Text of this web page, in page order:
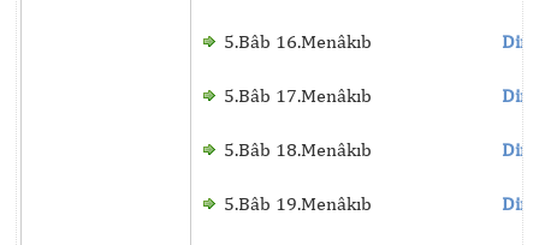
5.Bâb 16.Menâkıb
5.Bâb 17.Menâkıb
5.Bâb 18.Menâkıb
5.Bâb 19.Menâkıb